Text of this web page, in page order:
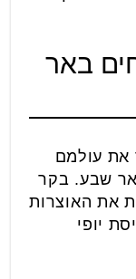
באר
את עולמם
שבע. בקר
את האוצרות
יופי